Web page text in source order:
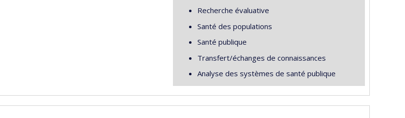
Recherche évaluative
Santé des populations
Santé publique
Transfert/échanges de connaissances
Analyse des systèmes de santé publique